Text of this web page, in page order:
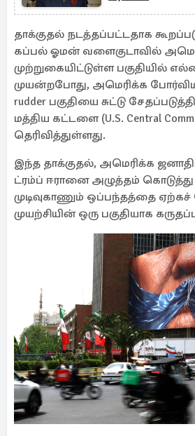
தாக்குதல் நடத்தப்பட்டதாக
கப்பல் ஓமன் வளைகுடாவில்
முற்றுகையிட்டுள்ள பகுதியில்
முயன்றபோது, அமெரிக்க
rudder பகுதியை சுட்டு
மத்திய கட்டளை (U.S. Central
தெரிவித்துள்ளது.
இந்த தாக்குதல், அமெரிக்க
ட்ரம்ப் ஈரானை அழுத்தம் கொடுத்து
முடிவுகாணும் ஒப்பந்தத்தை
முயற்சியின் ஒரு பகுதியாக